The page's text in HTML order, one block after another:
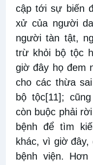
cập tới sự biến
xử của người
người tàn tật,
trừ khỏi bộ tộc
giờ đây họ đem
cho các thừa
bộ tộc[11];
còn buộc phải
bệnh để tìm
khác, vì giờ
bệnh viện.